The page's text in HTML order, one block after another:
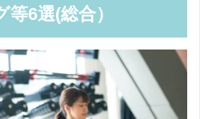
6選(総合）